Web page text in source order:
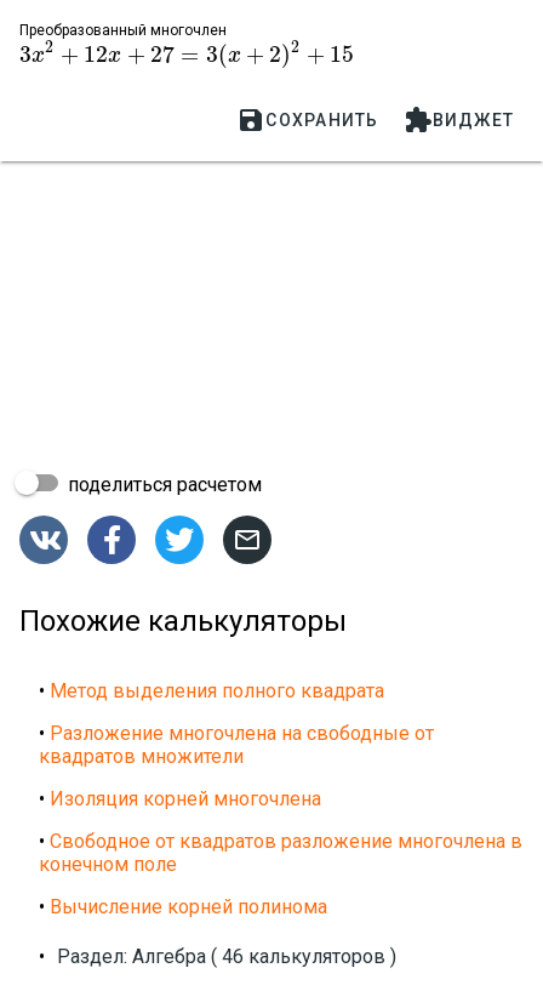
Преобразованный многочлен
3x2 + 12x + 27 = 3(x + 2)2 + 15
3x2+ 12 x+27 =3 (x+ 2)2 +15
 СОХРАНИТЬ ВИДЖЕТ
поделиться расчетом
   
Похожие калькуляторы
• Метод выделения полного квадрата
• Разложение многочлена на свободные от
квадратов множители
• Изоляция корней многочлена
• Свободное от квадратов разложение многочлена в
конечном поле
• Вычисление корней полинома
• Раздел: Алгебра ( 46 калькуляторов )